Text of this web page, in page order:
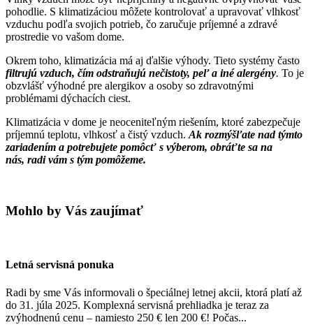
pohodlie. S klimatizáciou môžete kontrolovať a upravovať vlhkosť
vzduchu podľa svojich potrieb, čo zaručuje príjemné a zdravé
prostredie vo vašom dome.
Okrem toho, klimatizácia má aj ďalšie výhody. Tieto systémy často
filtrujú vzduch, čím odstraňujú nečistoty, peľ a iné alergény. To je
obzvlášť výhodné pre alergikov a osoby so zdravotnými
problémami dýchacích ciest.
Klimatizácia v dome je neoceniteľným riešením, ktoré zabezpečuje
príjemnú teplotu, vlhkosť a čistý vzduch. Ak rozmýšľate nad týmto
zariadením a potrebujete pomôcť s výberom, obráťte sa na
nás, radi vám s tým pomôžeme.
Mohlo by Vás zaujímať
Letná servisná ponuka
Radi by sme Vás informovali o špeciálnej letnej akcii, ktorá platí až
do 31. júla 2025. Komplexná servisná prehliadka je teraz za
zvýhodnenú cenu – namiesto 250 € len 200 €! Počas...